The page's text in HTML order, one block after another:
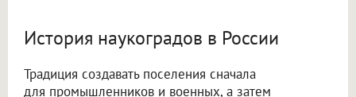
История наукоградов в России
Традиция создавать поселения сначала
для промышленников и военных, а затем